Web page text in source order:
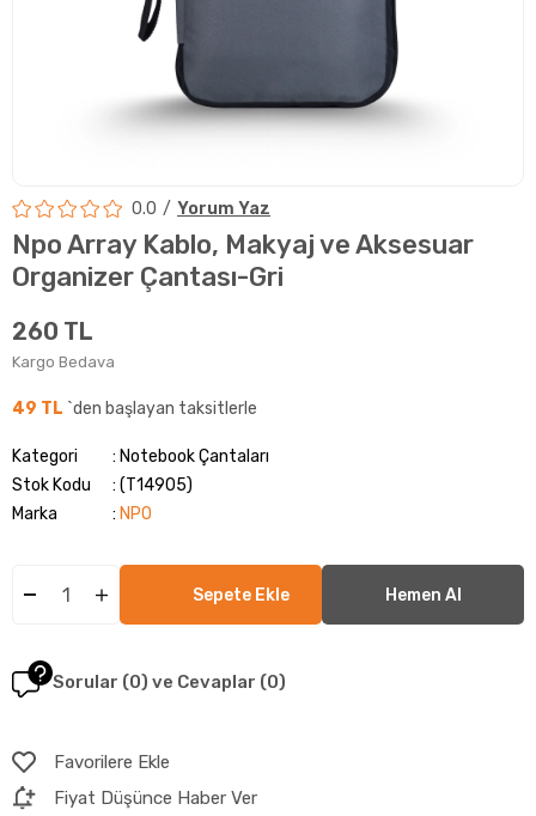
0.0 Yorum Yaz
Npo Array Kablo, Makyaj ve Aksesuar
Organizer Çantası-Gri
260 TL
Kargo Bedava
49 TL `den başlayan taksitlerle
Kategori
Notebook Çantaları
Stok Kodu
(T14905)
Marka
: NPO
Sorular (0) ve Cevaplar (0)
Favorilere Ekle
Fiyat Düşünce Haber Ver